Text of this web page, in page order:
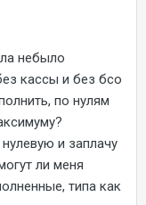
небыло
кассы и без бсо
по нулям
и заплачу
ли меня
типа как